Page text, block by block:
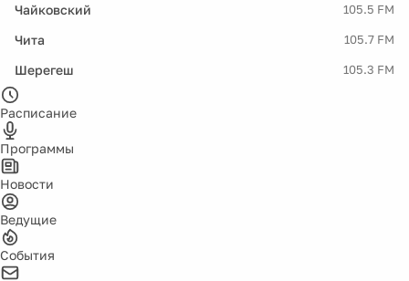
Чайковский 105.5 FM
Чита 105.7 FM
Шерегеш 105.3 FM
Расписание
Программы
Новости
Ведущие
События